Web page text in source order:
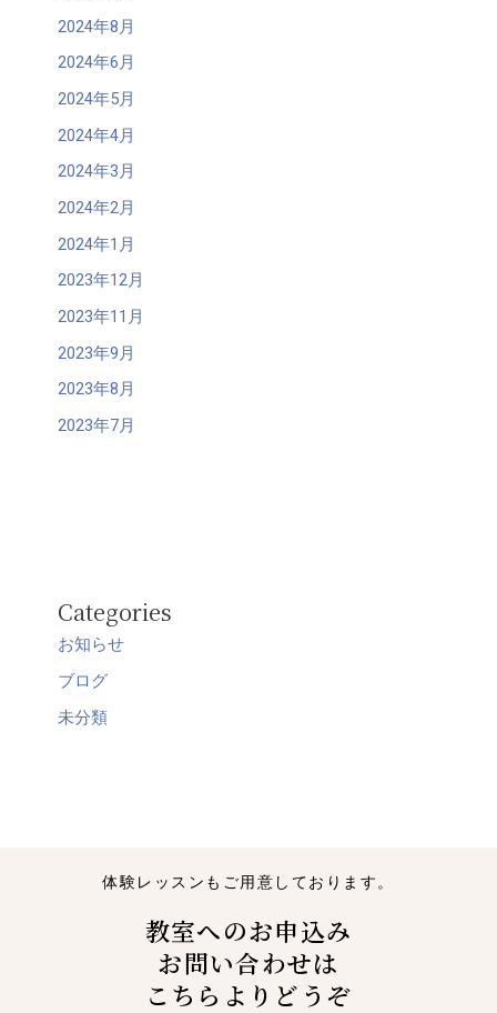
2024年8月
2024年6月
2024年5月
2024年4月
2024年3月
2024年2月
2024年1月
2023年12月
2023年11月
2023年9月
2023年8月
2023年7月
Categories
お知らせ
ブログ
未分類
体験レッスンもご用意しております。
教室へのお申込み
お問い合わせは
こちらよりどうぞ